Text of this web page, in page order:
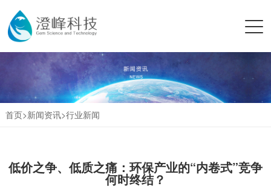
首页>新闻资讯>行业新闻
低价之争、低质之痛：环保产业的“内卷式”竞争
何时终结？